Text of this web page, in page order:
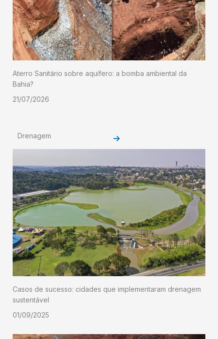
Aterro Sanitário sobre aquífero: a bomba ambiental da
Bahia?
21/07/2026
Drenagem
Casos de sucesso: cidades que implementaram drenagem
sustentável
01/09/2025